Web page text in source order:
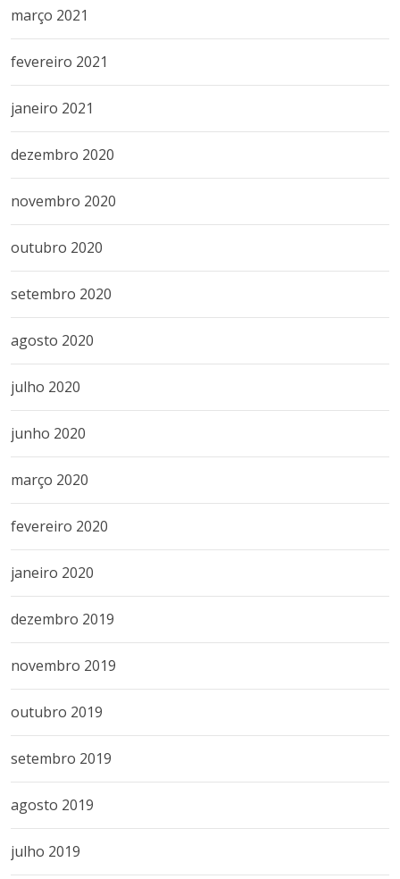
março 2021
fevereiro 2021
janeiro 2021
dezembro 2020
novembro 2020
outubro 2020
setembro 2020
agosto 2020
julho 2020
junho 2020
março 2020
fevereiro 2020
janeiro 2020
dezembro 2019
novembro 2019
outubro 2019
setembro 2019
agosto 2019
julho 2019